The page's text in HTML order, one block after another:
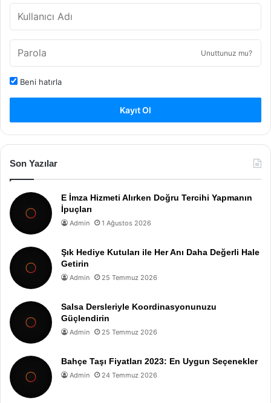
Unuttunuz mu?
Beni hatırla
Kayıt Ol
Son Yazılar
E İmza Hizmeti Alırken Doğru Tercihi Yapmanın
İpuçları
Admin 1 Ağustos 2026
Şık Hediye Kutuları ile Her Anı Daha Değerli Hale
Getirin
Admin 25 Temmuz 2026
Salsa Dersleriyle Koordinasyonunuzu
Güçlendirin
Admin 25 Temmuz 2026
Bahçe Taşı Fiyatları 2023: En Uygun Seçenekler
Admin 24 Temmuz 2026